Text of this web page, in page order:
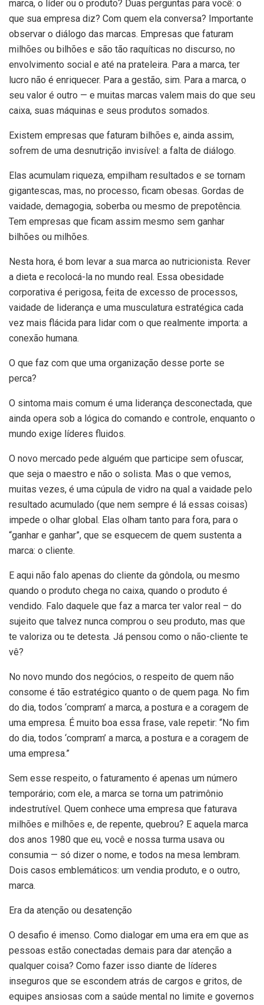
marca, o líder ou o produto? Duas perguntas para você: o
que sua empresa diz? Com quem ela conversa? Importante
observar o diálogo das marcas. Empresas que faturam
milhões ou bilhões e são tão raquíticas no discurso, no
envolvimento social e até na prateleira. Para a marca, ter
lucro não é enriquecer. Para a gestão, sim. Para a marca, o
seu valor é outro — e muitas marcas valem mais do que seu
caixa, suas máquinas e seus produtos somados.
Existem empresas que faturam bilhões e, ainda assim,
sofrem de uma desnutrição invisível: a falta de diálogo.
Elas acumulam riqueza, empilham resultados e se tornam
gigantescas, mas, no processo, ficam obesas. Gordas de
vaidade, demagogia, soberba ou mesmo de prepotência.
Tem empresas que ficam assim mesmo sem ganhar
bilhões ou milhões.
Nesta hora, é bom levar a sua marca ao nutricionista. Rever
a dieta e recolocá-la no mundo real. Essa obesidade
corporativa é perigosa, feita de excesso de processos,
vaidade de liderança e uma musculatura estratégica cada
vez mais flácida para lidar com o que realmente importa: a
conexão humana.
O que faz com que uma organização desse porte se
perca?
O sintoma mais comum é uma liderança desconectada, que
ainda opera sob a lógica do comando e controle, enquanto o
mundo exige líderes fluidos.
O novo mercado pede alguém que participe sem ofuscar,
que seja o maestro e não o solista. Mas o que vemos,
muitas vezes, é uma cúpula de vidro na qual a vaidade pelo
resultado acumulado (que nem sempre é lá essas coisas)
impede o olhar global. Elas olham tanto para fora, para o
“ganhar e ganhar”, que se esquecem de quem sustenta a
marca: o cliente.
E aqui não falo apenas do cliente da gôndola, ou mesmo
quando o produto chega no caixa, quando o produto é
vendido. Falo daquele que faz a marca ter valor real – do
sujeito que talvez nunca comprou o seu produto, mas que
te valoriza ou te detesta. Já pensou como o não-cliente te
vê?
No novo mundo dos negócios, o respeito de quem não
consome é tão estratégico quanto o de quem paga. No fim
do dia, todos ‘compram’ a marca, a postura e a coragem de
uma empresa. É muito boa essa frase, vale repetir: “No fim
do dia, todos ‘compram’ a marca, a postura e a coragem de
uma empresa.”
Sem esse respeito, o faturamento é apenas um número
temporário; com ele, a marca se torna um patrimônio
indestrutível. Quem conhece uma empresa que faturava
milhões e milhões e, de repente, quebrou? E aquela marca
dos anos 1980 que eu, você e nossa turma usava ou
consumia — só dizer o nome, e todos na mesa lembram.
Dois casos emblemáticos: um vendia produto, e o outro,
marca.
Era da atenção ou desatenção
O desafio é imenso. Como dialogar em uma era em que as
pessoas estão conectadas demais para dar atenção a
qualquer coisa? Como fazer isso diante de líderes
inseguros que se escondem atrás de cargos e gritos, de
equipes ansiosas com a saúde mental no limite e governos